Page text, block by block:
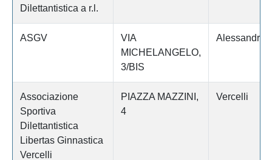
Dilettantistica a r.l.
ASGV
VIA
MICHELANGELO,
3/BIS
Alessandria
Associazione
Sportiva
Dilettantistica
Libertas Ginnastica
Vercelli
PIAZZA MAZZINI,
4
Vercelli